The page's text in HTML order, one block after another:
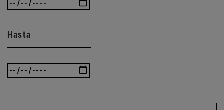
Hasta